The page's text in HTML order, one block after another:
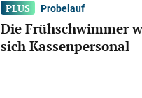
Probelauf
Die Frühschwimmer
sich Kassenpersonal